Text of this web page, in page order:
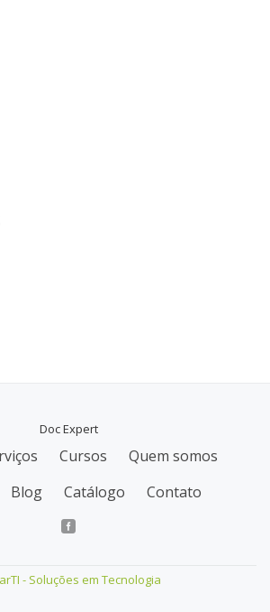
Doc Expert
Cursos
Quem somos
Blog Catálogo Contato
- Soluções em Tecnologia